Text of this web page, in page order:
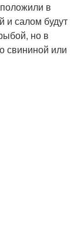
в
и салом будут
но в
свининой или